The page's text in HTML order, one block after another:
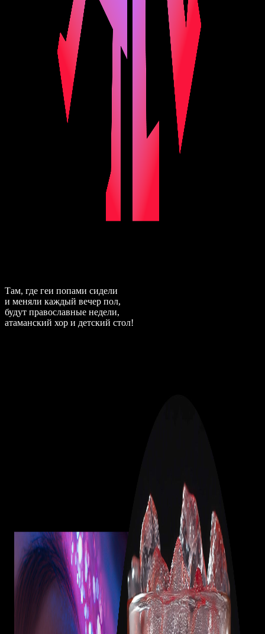
Там, где геи попами сидели
и меняли каждый вечер пол,
будут православные недели,
атаманский хор и детский стол!